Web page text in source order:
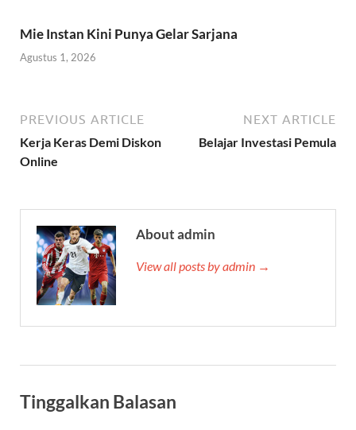
Mie Instan Kini Punya Gelar Sarjana
Agustus 1, 2026
PREVIOUS ARTICLE
Kerja Keras Demi Diskon
Online
NEXT ARTICLE
Belajar Investasi Pemula
About admin
View all posts by admin →
Tinggalkan Balasan